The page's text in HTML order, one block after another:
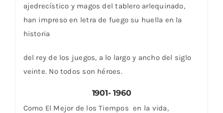
ajedrecístico y magos del tablero arlequinado,
han impreso en letra de fuego su huella en la
historia
del rey de los juegos, a lo largo y ancho del siglo
veinte. No todos son héroes.
1901- 1960
Como El Mejor de los Tiempos en la vida,